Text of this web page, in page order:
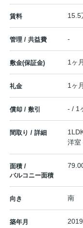
賃料 15.5
管理 / 共益費 -
敷金(保証金) 1ヶ
礼金 1ヶ月
償却 / 敷引 - / 1
間取り / 詳細
洋室
面積 /
バルコニー面積
向き 南
築年月